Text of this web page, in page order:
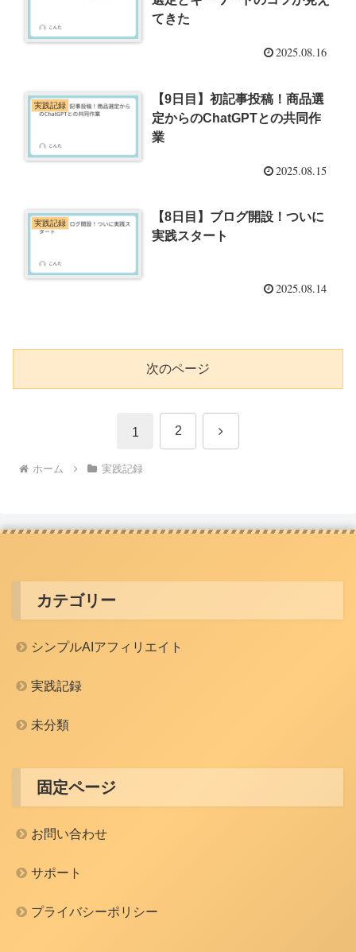
てきた
2025.08.16
実践記録
【9日目】初記事投稿！商品選
定からのChatGPTとの共同作
業
2025.08.15
実践記録
【8日目】ブログ開設！ついに
実践スタート
2025.08.14
次のページ
1 2 次
ホーム 実践記録
カテゴリー
シンプルAIアフィリエイト
実践記録
未分類
固定ページ
お問い合わせ
サポート
プライバシーポリシー